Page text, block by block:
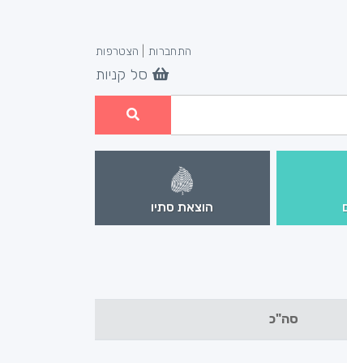
התחברות הצטרפות
סל קניות
הוצאת סתיו
סה"כ